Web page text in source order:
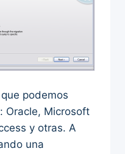
podemos
Oracle, Microsoft
y otras. A
una